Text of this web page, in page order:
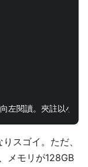
スゴイ。ただ、
メモリが128GB